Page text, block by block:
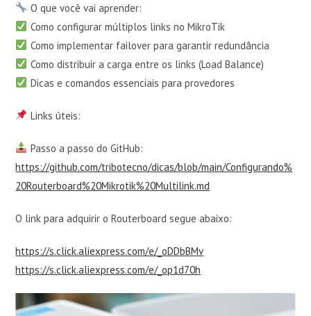
O que você vai aprender:
Como configurar múltiplos links no MikroTik
Como implementar failover para garantir redundância
Como distribuir a carga entre os links (Load Balance)
Dicas e comandos essenciais para provedores
Links úteis:
Passo a passo do GitHub:
https://github.com/tribotecno/dicas/blob/main/Configurando%
20Routerboard%20Mikrotik%20Multilink.md
O link para adquirir o Routerboard segue abaixo:
https://s.click.aliexpress.com/e/_oDDbBMv
https://s.click.aliexpress.com/e/_op1d70h